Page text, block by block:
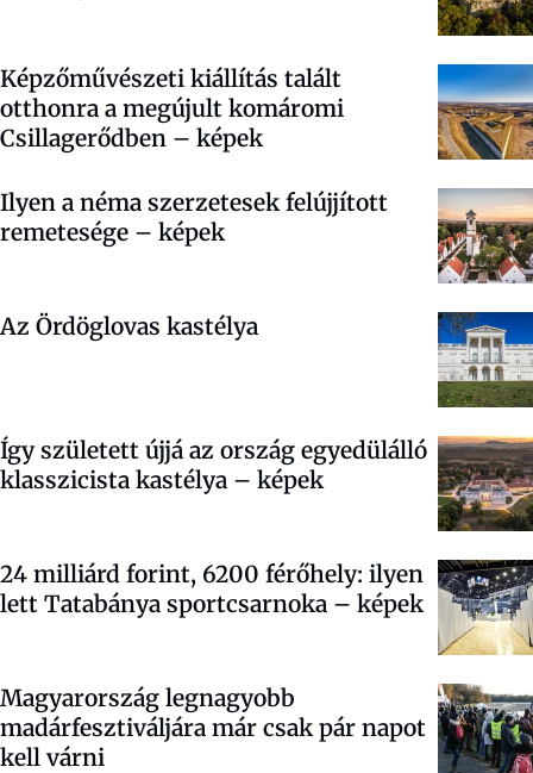
Képzőművészeti kiállítás talált
otthonra a megújult komáromi
Csillagerődben – képek
Ilyen a néma szerzetesek felújjított
remetesége – képek
Az Ördöglovas kastélya
Így született újjá az ország egyedülálló
klasszicista kastélya – képek
24 milliárd forint, 6200 férőhely: ilyen
lett Tatabánya sportcsarnoka – képek
Magyarország legnagyobb
madárfesztiváljára már csak pár napot
kell várni